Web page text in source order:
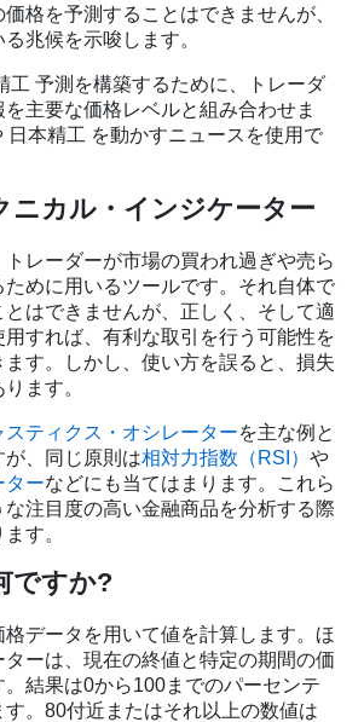
格を予測することはできませんが、
兆候を示唆します。
工 予測を構築するために、トレーダ
主要な価格レベルと組み合わせま
日本精工 を動かすニュースを使用で
ニカル・インジケーター
レーダーが市場の買われ過ぎや売ら
ために用いるツールです。それ自体で
はできませんが、正しく、そして適
すれば、有利な取引を行う可能性を
す。しかし、使い方を誤ると、損失
ます。
スティクス・オシレーターを主な例と
が、同じ原則は相対力指数（RSI） や
ターなどにも当てはまります。これら
な注目度の高い金融商品を分析する際
す。
ですか?
データを用いて値を計算します。ほ
ターは、現在の終値と特定の期間の価
結果は0から100までのパーセンテ
。80付近またはそれ以上の数値は